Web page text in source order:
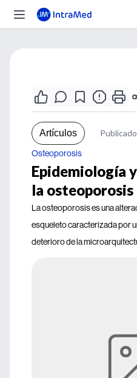
Artículos
Osteoporosis
Epidemiología
la osteoporosis
La osteoporosis es una
esqueleto caracterizada por
deterioro de la